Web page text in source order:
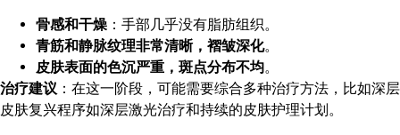
骨感和干燥 ：手部几乎没有脂肪组织。
青筋和静脉纹理非常清晰，褶皱深化。
皮肤表面的色沉严重，斑点分布不均。
治疗建议 ：在这一阶段，可能需要综合多种治疗方法，比如深层
皮肤复兴程序如深层激光治疗和持续的皮肤护理计划。